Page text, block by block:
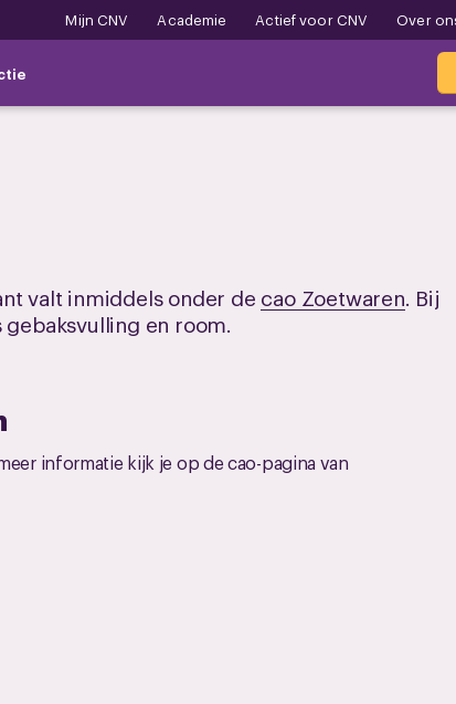
Mijn CNV Academie Actief voor CNV Over
valt inmiddels onder de cao Zoetwaren. Bij
en room.
informatie kijk je op de cao-pagina van